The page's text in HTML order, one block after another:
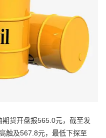
货开盘报565.0元，截至发
触及567.8元，最低下探至